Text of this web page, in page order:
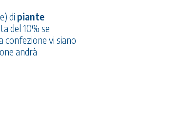
di piante
del 10% se
confezione vi siano
andrà